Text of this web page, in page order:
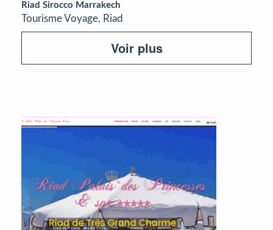
Riad Sirocco Marrakech
Tourisme Voyage, Riad
Voir plus